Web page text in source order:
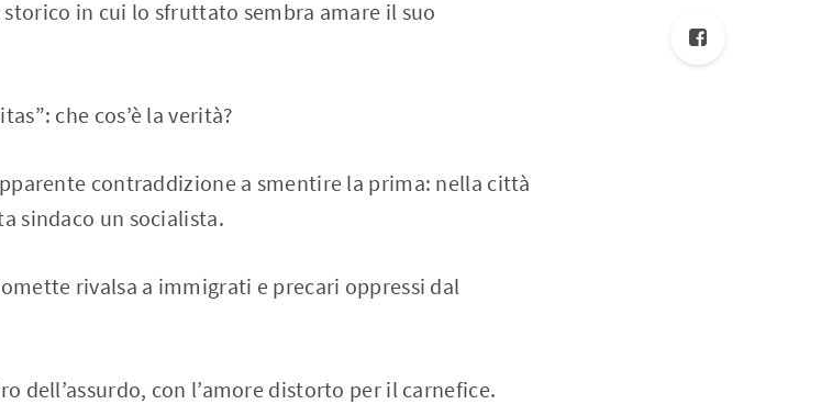
in cui lo sfruttato sembra amare il suo
che cos’è la verità?
contraddizione a smentire la prima: nella città
sindaco un socialista.
rivalsa a immigrati e precari oppressi dal
dell’assurdo, con l’amore distorto per il carnefice.